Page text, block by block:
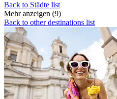
Back to Städte list
Mehr anzeigen (9)
Back to other destinations list